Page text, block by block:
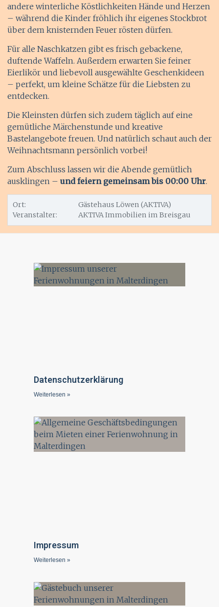
andere winterliche Köstlichkeiten Hände und Herzen
– während die Kinder fröhlich ihr eigenes Stockbrot
über dem knisternden Feuer rösten dürfen.
Für alle Naschkatzen gibt es frisch gebackene,
duftende Waffeln. Außerdem erwarten Sie feiner
Eierlikör und liebevoll ausgewählte Geschenkideen
– perfekt, um kleine Schätze für die Liebsten zu
entdecken.
Die Kleinsten dürfen sich zudem täglich auf eine
gemütliche Märchenstunde und kreative
Bastelangebote freuen. Und natürlich schaut auch der
Weihnachtsmann persönlich vorbei!
Zum Abschluss lassen wir die Abende gemütlich
ausklingen – und feiern gemeinsam bis 00:00 Uhr.
Ort:
Gästehaus Löwen (AKTIVA)
Veranstalter:
AKTIVA Immobilien im Breisgau
Datenschutzerklärung
Weiterlesen »
Impressum
Weiterlesen »